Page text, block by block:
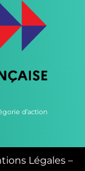
d’action
Légales–